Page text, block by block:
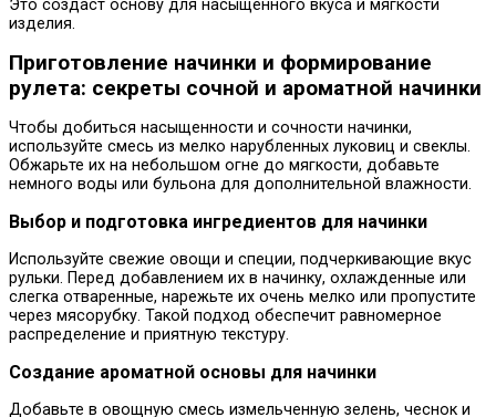
Это создаст основу для насыщенного вкуса и мягкости
изделия.
Приготовление начинки и формирование
рулета: секреты сочной и ароматной начинки
Чтобы добиться насыщенности и сочности начинки,
используйте смесь из мелко нарубленных луковиц и свеклы.
Обжарьте их на небольшом огне до мягкости, добавьте
немного воды или бульона для дополнительной влажности.
Выбор и подготовка ингредиентов для начинки
Используйте свежие овощи и специи, подчеркивающие вкус
рульки. Перед добавлением их в начинку, охлажденные или
слегка отваренные, нарежьте их очень мелко или пропустите
через мясорубку. Такой подход обеспечит равномерное
распределение и приятную текстуру.
Создание ароматной основы для начинки
Добавьте в овощную смесь измельченную зелень, чеснок и